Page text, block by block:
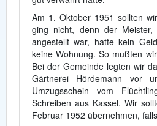
Am 1. Oktober 1951 sollten
ging nicht, denn der
angestellt war, hatte kein
keine Wohnung. So mußten
Bei der Gemeinde legten wir
Gärtnerei Hördemann vor
Umzugsschein vom
Schreiben aus Kassel. Wir
Februar 1952 übernehmen,